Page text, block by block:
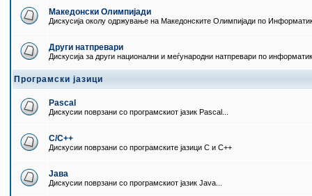
Македонски Олимпијади
Дискусија околу одржување на Македонските Олимпијади по
Други натпревари
Дискусија за други национални и меѓународни натпревари по
Програмски јазици
Pascal
Дискусии поврзани со програмскиот јазик Pascal...
C/C++
Дискусии поврзани со програмските јазици C и C++
Јава
Дискусии поврзани со програмскиот јазик Java...